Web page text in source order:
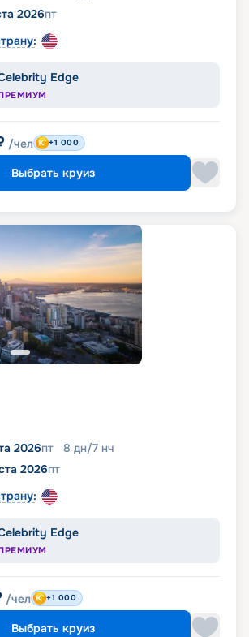
2026пт
Edge
/чел +1 000
Выбрать круиз
2026пт 8 дн/7 нч
2026пт
Edge
/чел +1 000
Выбрать круиз